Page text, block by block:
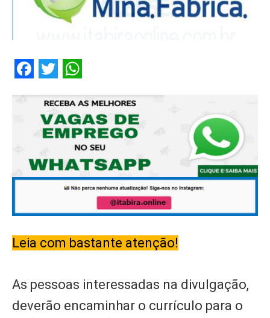
Leia com bastante atenção!
As pessoas interessadas na divulgação,
deverão encaminhar o currículo para o